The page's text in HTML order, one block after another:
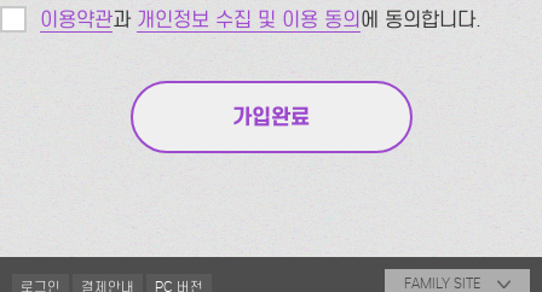
이용약관과 개인정보 수집 및 이용 동의에 동의합니다.
로그인 결제안내 PC 버전 FAMILY SITE